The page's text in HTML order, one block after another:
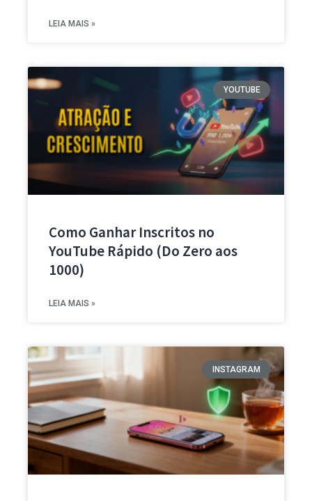
LEIA MAIS »
YOUTUBE
Como Ganhar Inscritos no
YouTube Rápido (Do Zero aos
1000)
LEIA MAIS »
INSTAGRAM